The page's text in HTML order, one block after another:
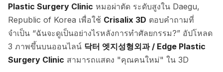
Plastic Surgery Clinic หมอผ่าตัด ระดับสูงใน Daegu,
Republic of Korea เพื่อใช้ Crisalix 3D ตอบคำถามที่
จำเป็น “ฉันจะดูเป็นอย่างไรหลังการทำศัลยกรรม?” อัปโหลด
3 ภาพขึ้นบนออนไลน์ 닥터 엣지성형외과 / Edge Plastic
Surgery Clinic สามารถแสดง "คุณคนใหม่" ใน 3D